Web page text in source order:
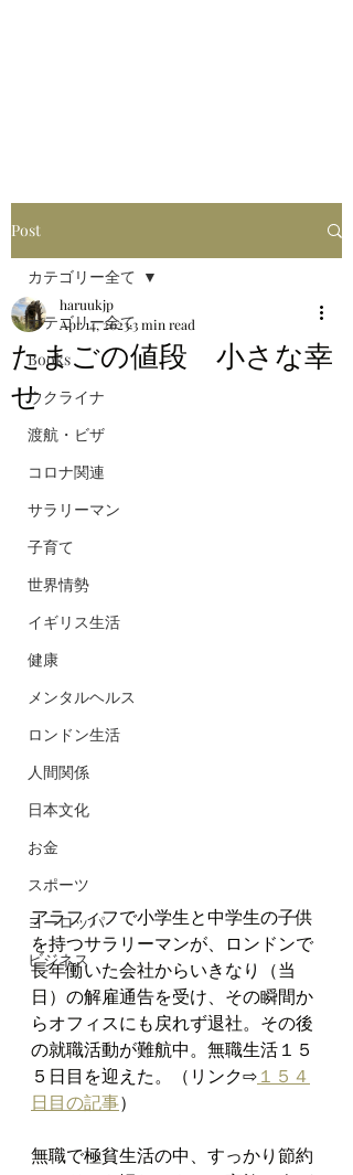
Post
カテゴリー全て
Books
ウクライナ
渡航・ビザ
コロナ関連
サラリーマン
子育て
世界情勢
イギリス生活
健康
メンタルヘルス
ロンドン生活
人間関係
日本文化
お金
スポーツ
ヨーロッパ
ビジネス
カテゴリー全て
たまごの値段 小さな幸
せ
haruukjp
Apr 14, 20233 min read
アラフィフで小学生と中学生の子供
を持つサラリーマンが、ロンドンで
長年働いた会社からいきなり（当
日）の解雇通告を受け、その瞬間か
らオフィスにも戻れず退社。その後
の就職活動が難航中。無職生活１５
５日目を迎えた。（リンク⇨１５４
日目の記事）
無職で極貧生活の中、すっかり節約